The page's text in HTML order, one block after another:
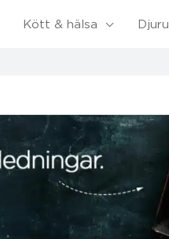
Kött & hälsa